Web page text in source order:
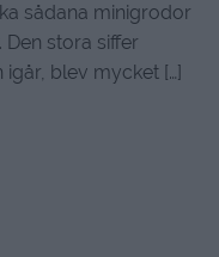
sådana minigrodor
stora siffer
blev mycket […]